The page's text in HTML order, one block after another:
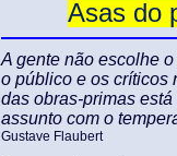
Asas do
A gente não escolhe
o público e os críticos
das obras-primas
assunto com o
Gustave Flaubert